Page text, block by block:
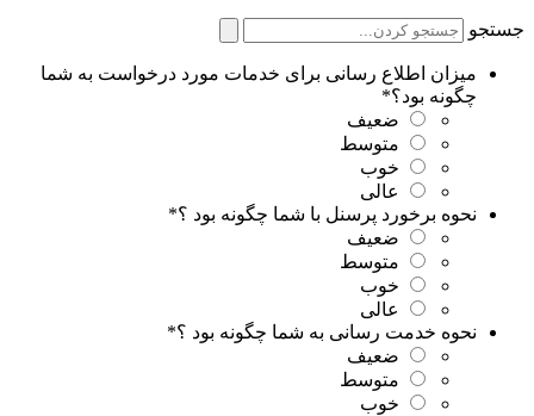
میزان اطلاع رسانی برای خدمات مورد درخواست به شما
چگونه بود؟*
ضعیف
متوسط
خوب
عالی
نحوه برخورد پرسنل با شما چگونه بود ؟ *
ضعیف
متوسط
خوب
عالی
نحوه خدمت رسانی به شما چگونه بود ؟ *
ضعیف
متوسط
خوب